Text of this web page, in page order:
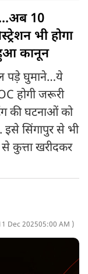
10
भी होगा
कानून
पड़े घुमाने…ये
होगी जरूरी
की घटनाओं को
इसे सिंगापुर से भी
कुत्ता खरीदकर
Dec 202505:00 AM )